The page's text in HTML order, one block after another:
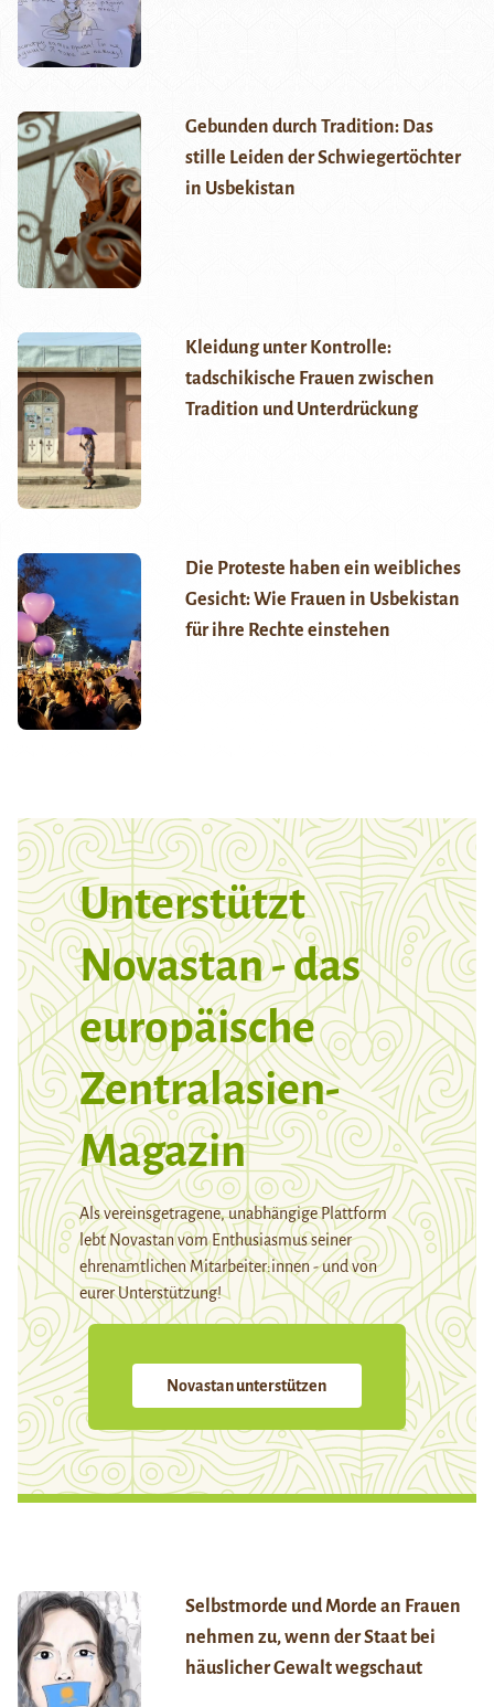
Gebunden durch Tradition: Das
stille Leiden der Schwiegertöchter
in Usbekistan
Kleidung unter Kontrolle:
tadschikische Frauen zwischen
Tradition und Unterdrückung
Die Proteste haben ein weibliches
Gesicht: Wie Frauen in Usbekistan
für ihre Rechte einstehen
Unterstützt
Novastan - das
europäische
Zentralasien-
Magazin
Als vereinsgetragene, unabhängige Plattform
lebt Novastan vom Enthusiasmus seiner
ehrenamtlichen Mitarbeiter:innen - und von
eurer Unterstützung!
Novastan unterstützen
Selbstmorde und Morde an Frauen
nehmen zu, wenn der Staat bei
häuslicher Gewalt wegschaut